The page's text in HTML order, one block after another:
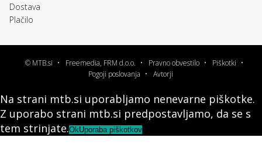
Dostava
Plačilo
© MTB.si Freemedia, FRM d.o.o. Pravno obvestilo
Piškotki
Pogoji poslovanja
Avtorji
Na strani mtb.si uporabljamo nenevarne piškotke.
Z uporabo strani mtb.si predpostavljamo, da se s
tem strinjate.OkUporaba piškotkov